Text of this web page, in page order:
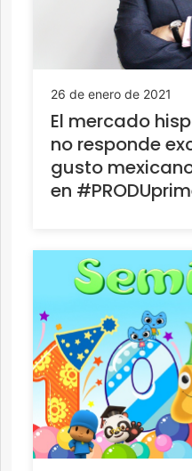
26 de enero de 2021
El mercado
no responde
gusto
en